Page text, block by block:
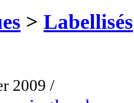
> Labellisés
2009 /